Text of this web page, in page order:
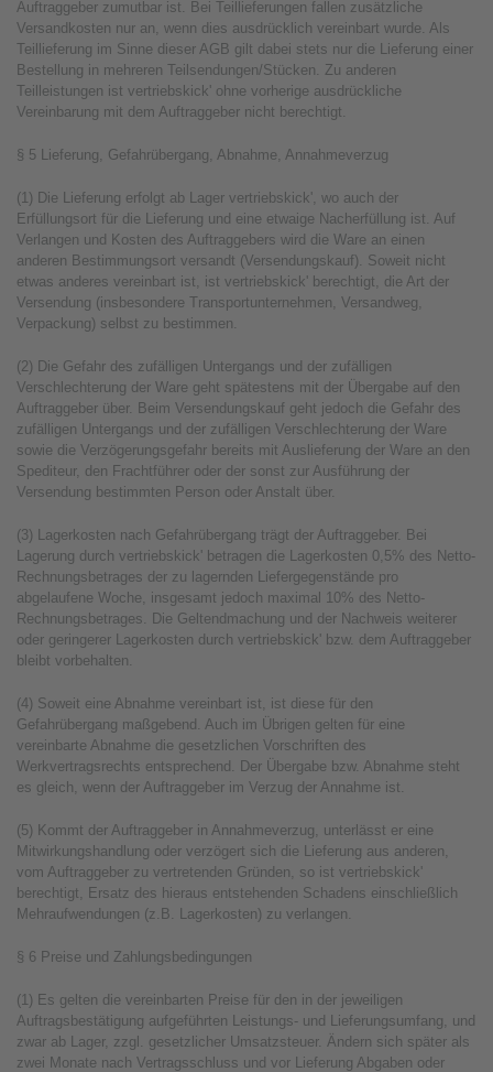
Auftraggeber zumutbar ist. Bei Teillieferungen fallen zusätzliche
Versandkosten nur an, wenn dies ausdrücklich vereinbart wurde. Als
Teillieferung im Sinne dieser AGB gilt dabei stets nur die Lieferung einer
Bestellung in mehreren Teilsendungen/Stücken. Zu anderen
Teilleistungen ist vertriebskick' ohne vorherige ausdrückliche
Vereinbarung mit dem Auftraggeber nicht berechtigt.
§ 5 Lieferung, Gefahrübergang, Abnahme, Annahmeverzug
(1) Die Lieferung erfolgt ab Lager vertriebskick', wo auch der
Erfüllungsort für die Lieferung und eine etwaige Nacherfüllung ist. Auf
Verlangen und Kosten des Auftraggebers wird die Ware an einen
anderen Bestimmungsort versandt (Versendungskauf). Soweit nicht
etwas anderes vereinbart ist, ist vertriebskick' berechtigt, die Art der
Versendung (insbesondere Transportunternehmen, Versandweg,
Verpackung) selbst zu bestimmen.
(2) Die Gefahr des zufälligen Untergangs und der zufälligen
Verschlechterung der Ware geht spätestens mit der Übergabe auf den
Auftraggeber über. Beim Versendungskauf geht jedoch die Gefahr des
zufälligen Untergangs und der zufälligen Verschlechterung der Ware
sowie die Verzögerungsgefahr bereits mit Auslieferung der Ware an den
Spediteur, den Frachtführer oder der sonst zur Ausführung der
Versendung bestimmten Person oder Anstalt über.
(3) Lagerkosten nach Gefahrübergang trägt der Auftraggeber. Bei
Lagerung durch vertriebskick' betragen die Lagerkosten 0,5% des Netto-
Rechnungsbetrages der zu lagernden Liefergegenstände pro
abgelaufene Woche, insgesamt jedoch maximal 10% des Netto-
Rechnungsbetrages. Die Geltendmachung und der Nachweis weiterer
oder geringerer Lagerkosten durch vertriebskick' bzw. dem Auftraggeber
bleibt vorbehalten.
(4) Soweit eine Abnahme vereinbart ist, ist diese für den
Gefahrübergang maßgebend. Auch im Übrigen gelten für eine
vereinbarte Abnahme die gesetzlichen Vorschriften des
Werkvertragsrechts entsprechend. Der Übergabe bzw. Abnahme steht
es gleich, wenn der Auftraggeber im Verzug der Annahme ist.
(5) Kommt der Auftraggeber in Annahmeverzug, unterlässt er eine
Mitwirkungshandlung oder verzögert sich die Lieferung aus anderen,
vom Auftraggeber zu vertretenden Gründen, so ist vertriebskick'
berechtigt, Ersatz des hieraus entstehenden Schadens einschließlich
Mehraufwendungen (z.B. Lagerkosten) zu verlangen.
§ 6 Preise und Zahlungsbedingungen
(1) Es gelten die vereinbarten Preise für den in der jeweiligen
Auftragsbestätigung aufgeführten Leistungs- und Lieferungsumfang, und
zwar ab Lager, zzgl. gesetzlicher Umsatzsteuer. Ändern sich später als
zwei Monate nach Vertragsschluss und vor Lieferung Abgaben oder